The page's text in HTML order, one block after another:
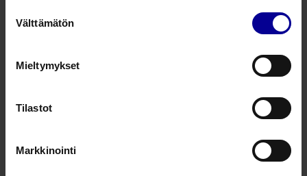
valinta
Välttämätön
Mieltymykset
Tilastot
Markkinointi